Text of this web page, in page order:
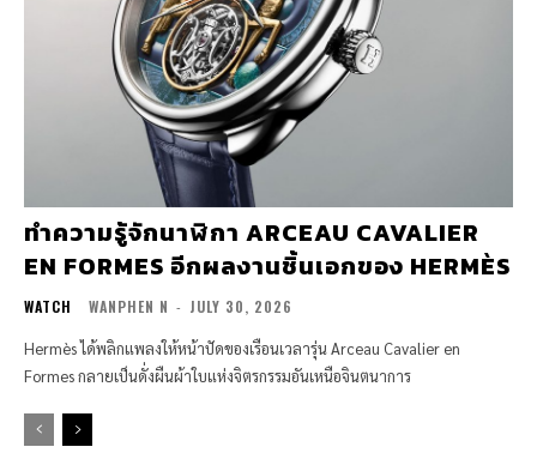
ทำความรู้จักนาฬิกา ARCEAU CAVALIER
EN FORMES อีกผลงานชิ้นเอกของ HERMÈS
WATCH WANPHEN N - JULY 30, 2026
Hermès ได้พลิกแพลงให้หน้าปัดของเรือนเวลารุ่น Arceau Cavalier en
Formes กลายเป็นดั่งผืนผ้าใบแห่งจิตรกรรมอันเหนือจินตนาการ